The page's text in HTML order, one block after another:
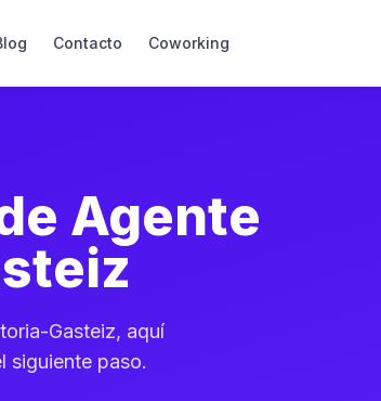
Contacto Coworking
Agente
Gasteiz, aquí
siguiente paso.